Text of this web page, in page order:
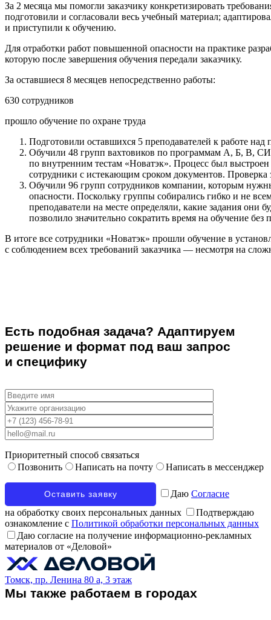
За 2 месяца мы помогли заказчику конкретизировать
подготовили и согласовали весь учебный материал;
и приступили к обучению.
Для отработки работ повышенной опасности на практике
которую после завершения обучения передали заказчику.
За оставшиеся 8 месяцев непосредственно работы:
630 сотрудников
прошло обучение по охране труда
Подготовили оставшихся 5 преподавателей к работе над
Обучили 48 групп вахтовиков по программам А, Б, В,
по внутренним тестам «Новатэк». Процесс был выстроен
сотрудники с истекающим сроком документов. Проверка
Обучили 96 групп сотрудников компании, которым
опасности. Поскольку группы собирались гибко и не
преподаватели на месте определяли, какие задания они
позволило значительно сократить время на обучение без
В итоге все сотрудники «Новатэк» прошли обучение в
с соблюдением всех требований заказчика — несмотря на
Есть подобная задача? Адаптируем
решение и формат под ваш запрос
и специфику
Приоритетный способ связаться
Позвонить
Написать на почту Написать в мессенджер
Даю Согласие
на обработку своих персональных данных
Подтверждаю
ознакомление с Политикой обработки персональных данных
Даю согласие на получение информационно-рекламных
материалов от «Деловой»
Томск, пр. Ленина 80 а, 3 этаж
Мы также работаем в городах